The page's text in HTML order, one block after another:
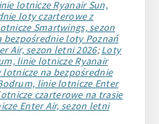
lotnicze Ryanair Sun,
loty czarterowe z
Smartwings, sezon
bezpośrednie loty Poznań
Air, sezon letni 2026;Loty
linie lotnicze Ryanair
lotnicze na bezpośrednie
linie lotnicze Enter
czarterowe na trasie
Enter Air, sezon letni